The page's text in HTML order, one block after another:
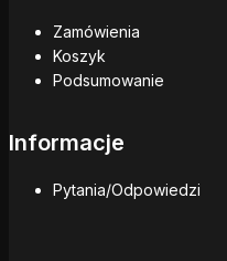
Zamówienia
Koszyk
Podsumowanie
Informacje
Pytania/Odpowiedzi